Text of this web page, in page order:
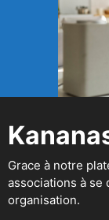
Grace à notre
associations à se
organisation.